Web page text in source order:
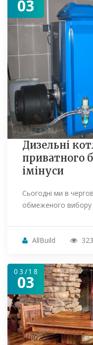
03
Дизельні
приватного
імінуси
Сьогодні ми в
обмеженого вибору
AllBuild
03/18
03